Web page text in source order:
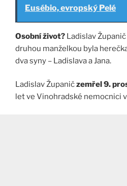
Eusébio, evropský Pelé
Osobní život? Ladislav
druhou manželkou byla
dva syny – Ladislava a Jana.
Ladislav Županičzemřel 9.
let ve Vinohradské nemocnici